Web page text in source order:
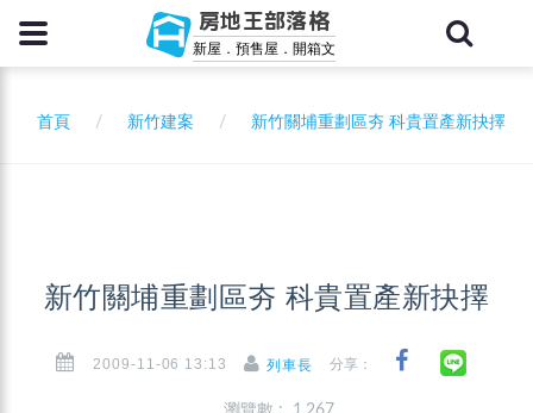
房地王部落格
新屋．預售屋．開箱文
首頁 新竹建案 新竹關埔重劃區夯 科貴置產新抉擇
新竹關埔重劃區夯 科貴置產新抉擇
2009-11-06 13:13 列車長 分享：